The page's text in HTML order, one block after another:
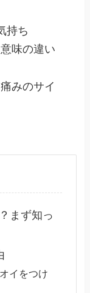
持ち
味の違い
みのサイ
まず知っ
イをつけ